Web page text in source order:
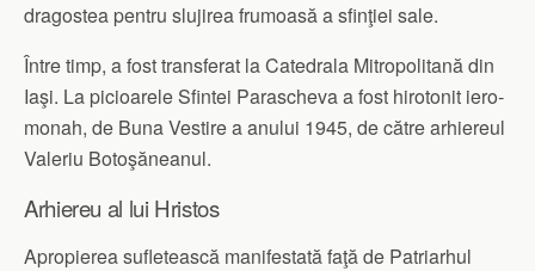
dragostea pen­tru slujirea frumoasă a sfinţiei sale.
Între timp, a fost transferat la Catedrala Mitropolitană din
Iaşi. La picioarele Sfintei Pa­ras­cheva a fost hirotonit iero­
monah, de Buna Vestire a anului 1945, de către arhiereul
Va­leriu Botoşăneanul.
Arhiereu al lui Hristos
Apropierea sufletească manifestată faţă de Patriarhul